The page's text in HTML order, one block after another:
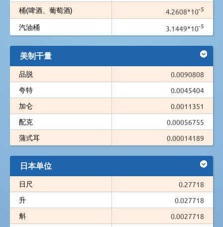
桶(啤酒、葡萄酒) 4.2608*10-5
汽油桶 3.1449*10-5
美制干量
品脱
0.0090808
夸特
0.0045404
加仑
0.0011351
配克
0.00056755
蒲式耳
0.00014189
日本单位
日尺
0.27718
升
0.027718
斛
0.0027718